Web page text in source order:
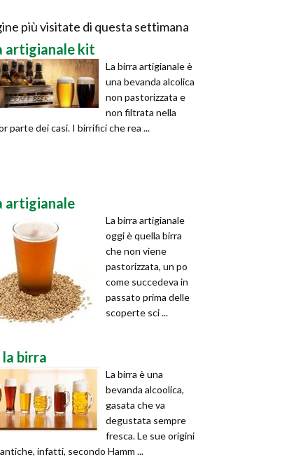
più visitate di questa settimana
artigianale kit
La birra artigianale è
una bevanda alcolica
non pastorizzata e
non filtrata nella
parte dei casi. I birrifici che rea ...
artigianale
La birra artigianale
oggi è quella birra
che non viene
pastorizzata, un po
come succedeva in
passato prima delle
scoperte sci ...
birra
La birra è una
bevanda alcoolica,
gasata che va
degustata sempre
fresca. Le sue origini
infatti, secondo Hamm ...